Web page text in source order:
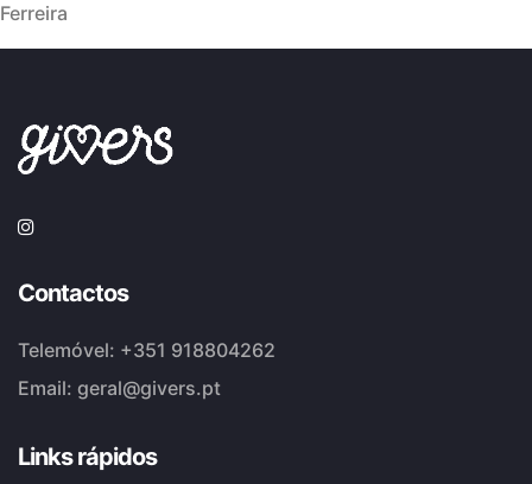
Ferreira
Contactos
Telemóvel: +351 918804262
Email: geral@givers.pt
Links rápidos